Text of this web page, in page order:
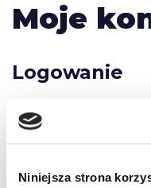
Niniejsza strona
Moje
Logowanie